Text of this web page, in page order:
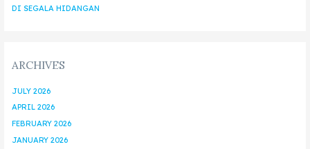
DI SEGALA HIDANGAN
ARCHIVES
JULY 2026
APRIL 2026
FEBRUARY 2026
JANUARY 2026